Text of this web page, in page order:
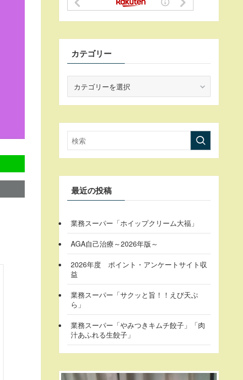
カテゴリー
ゴ
ー
最近の投稿
業務スーパー「ホイップクリーム大福」
AGA自己治療～2026年版～
2026年度 ポイント・アンケートサイト収
益
業務スーパー「サクッと旨！！えび天ぷ
ら」
業務スーパー「やみつきキムチ餃子」「肉
汁あふれる生餃子」